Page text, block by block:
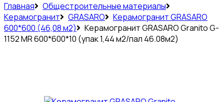
Главная
Общестроительные материалы
Керамогранит
GRASARO
Керамогранит GRASARO
600*600 (46,08 м2)
Керамогранит GRASARO Granito G-
1152 MR 600*600*10 (упак 1,44 м2/пал 46.08м2)